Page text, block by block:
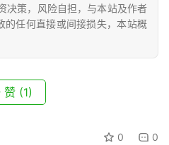
决策，风险自担，与本站及作者
的任何直接或间接损失，本站概
赞 (1)
0 0